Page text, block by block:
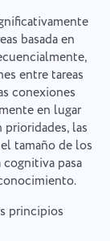
basada en
entre tareas
conexiones
en lugar
prioridades, las
tamaño de los
pasa
principios